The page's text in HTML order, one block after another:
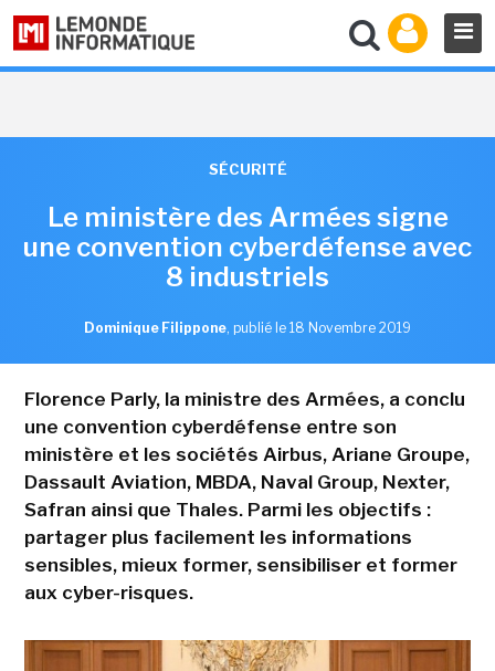
SÉCURITÉ
Le ministère des Armées signe
une convention cyberdéfense avec
8 industriels
Dominique Filippone, publié le 18 Novembre 2019
Florence Parly, la ministre des Armées, a conclu
une convention cyberdéfense entre son
ministère et les sociétés Airbus, Ariane Groupe,
Dassault Aviation, MBDA, Naval Group, Nexter,
Safran ainsi que Thales. Parmi les objectifs :
partager plus facilement les informations
sensibles, mieux former, sensibiliser et former
aux cyber-risques.